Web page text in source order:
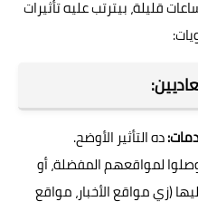
قليلة، بيترتب عليه تأثيرات
ده التأثير الأوضح.
لمواقعهم المفضلة، أو
(زي مواقع الأخبار، مواقع